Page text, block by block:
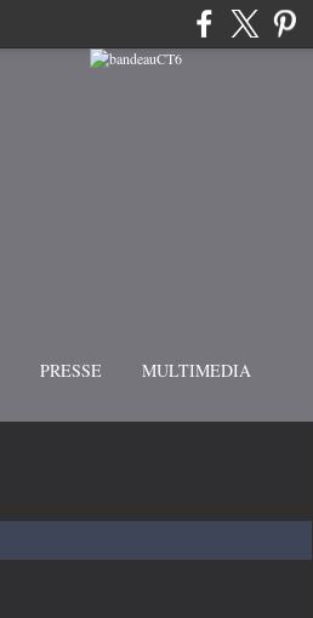
PRESSE
MULTIMEDIA